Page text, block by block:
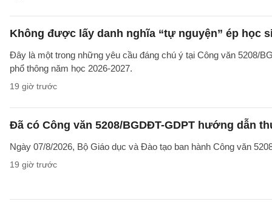
Không được lấy danh nghĩa “tự nguyện” ép học
Đây là một trong những yêu cầu đáng chú ý tại Công văn 5208/
phổ thông năm học 2026-2027.
19 giờ trước
Đã có Công văn 5208/BGDĐT-GDPT hướng dẫn
Ngày 07/8/2026, Bộ Giáo dục và Đào tạo ban hành Công văn
19 giờ trước